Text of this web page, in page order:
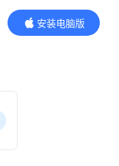
安装电脑版
内容更精彩